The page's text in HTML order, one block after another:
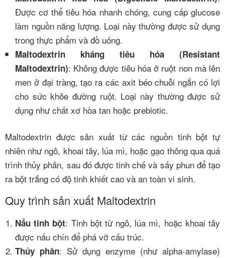
Được cơ thể tiêu hóa nhanh chóng, cung cấp glucose
làm nguồn năng lượng. Loại này thường được sử dụng
trong thực phẩm và đồ uống.
Maltodextrin kháng tiêu hóa (Resistant
Maltodextrin): Không được tiêu hóa ở ruột non mà lên
men ở đại tràng, tạo ra các axit béo chuỗi ngắn có lợi
cho sức khỏe đường ruột. Loại này thường được sử
dụng như chất xơ hòa tan hoặc prebiotic.
Maltodextrin được sản xuất từ các nguồn tinh bột tự
nhiên như ngô, khoai tây, lúa mì, hoặc gạo thông qua quá
trình thủy phân, sau đó được tinh chế và sấy phun để tạo
ra bột trắng có độ tinh khiết cao và an toàn vi sinh.
Quy trình sản xuất Maltodextrin
Nấu tinh bột: Tinh bột từ ngô, lúa mì, hoặc khoai tây
được nấu chín để phá vỡ cấu trúc.
Thủy phân: Sử dụng enzyme (như alpha-amylase)